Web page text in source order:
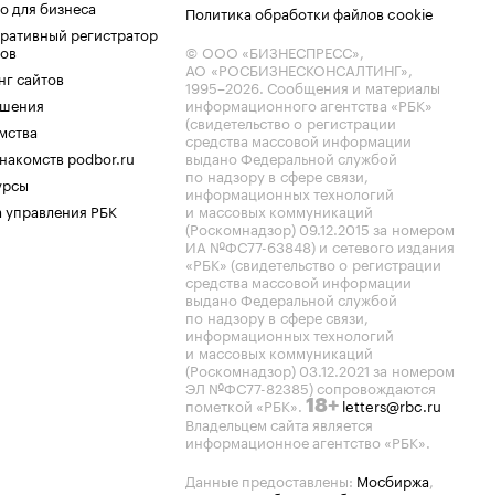
для бизнеса
регистратор
сайтов
podbor.ru
РБК
Политика обработки файлов cookie
© ООО «БИЗНЕСПРЕСС»,
АО «РОСБИЗНЕСКОНСАЛТИНГ»,
1995–2026. Сообщения и материалы
информационного агентства «РБК»
(свидетельство о регистрации
средства массовой информации
выдано Федеральной службой
по надзору в сфере связи,
информационных технологий
и массовых коммуникаций
(Роскомнадзор) 09.12.2015 за номером
ИА №ФС77-63848) и сетевого издания
«РБК» (свидетельство о регистрации
средства массовой информации
выдано Федеральной службой
по надзору в сфере связи,
информационных технологий
и массовых коммуникаций
(Роскомнадзор) 03.12.2021 за номером
ЭЛ №ФС77-82385) сопровождаются
пометкой «РБК». 18+ letters@rbc.ru
Владельцем сайта является
информационное агентство «РБК».
Данные предоставлены: Мосбиржа,